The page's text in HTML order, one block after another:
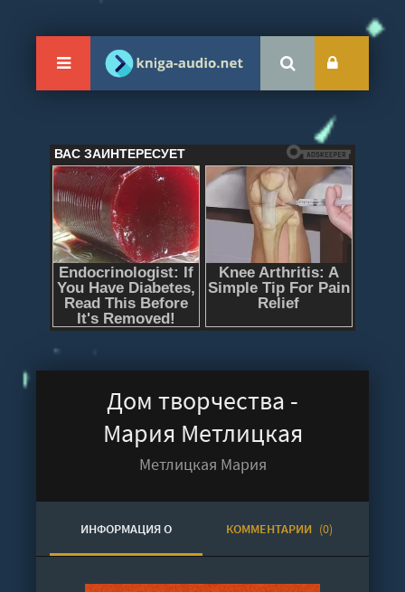
Дом творчества -
Мария Метлицкая
Метлицкая Мария
ИНФОРМАЦИЯ О
АУДИОКНИГЕ
КОММЕНТАРИИ (0)